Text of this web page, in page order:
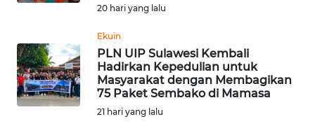
20 hari yang lalu
Ekuin
PLN UIP Sulawesi Kembali
Hadirkan Kepedulian untuk
Masyarakat dengan Membagikan
75 Paket Sembako di Mamasa
21 hari yang lalu
WN
SERAMBI
WN